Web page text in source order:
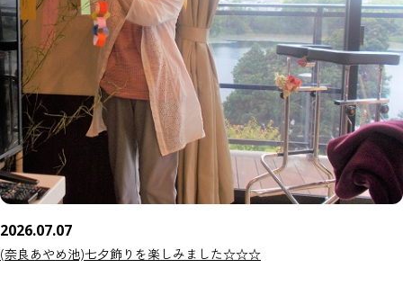
2026.07.07
(奈良あやめ池)七夕飾りを楽しみました☆☆☆